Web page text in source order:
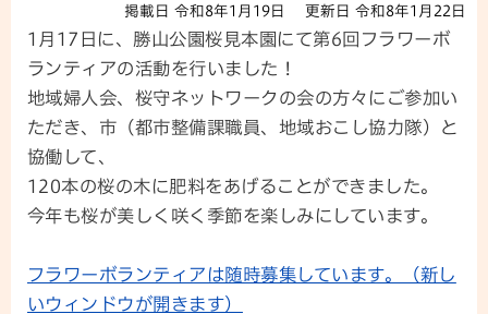
掲載日 令和8年1月19日 更新日 令和8年1月22日
1月17日に、勝山公園桜見本園にて第6回フラワーボ
ランティアの活動を行いました！
地域婦人会、桜守ネットワークの会の方々にご参加い
ただき、市（都市整備課職員、地域おこし協力隊）と
協働して、
120本の桜の木に肥料をあげることができました。
今年も桜が美しく咲く季節を楽しみにしています。
フラワーボランティアは随時募集しています。（新し
いウィンドウが開きます）